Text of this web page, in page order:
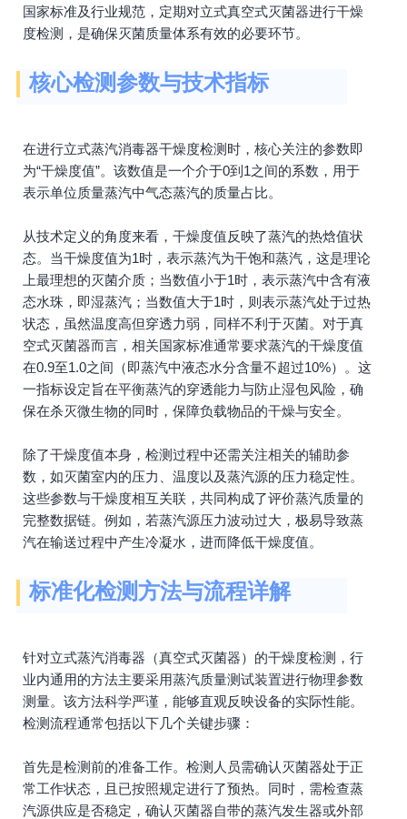
国家标准及行业规范，定期对立式真空式灭菌器进行干燥
度检测，是确保灭菌质量体系有效的必要环节。
核心检测参数与技术指标
在进行立式蒸汽消毒器干燥度检测时，核心关注的参数即
为“干燥度值”。该数值是一个介于0到1之间的系数，用于
表示单位质量蒸汽中气态蒸汽的质量占比。
从技术定义的角度来看，干燥度值反映了蒸汽的热焓值状
态。当干燥度值为1时，表示蒸汽为干饱和蒸汽，这是理论
上最理想的灭菌介质；当数值小于1时，表示蒸汽中含有液
态水珠，即湿蒸汽；当数值大于1时，则表示蒸汽处于过热
状态，虽然温度高但穿透力弱，同样不利于灭菌。对于真
空式灭菌器而言，相关国家标准通常要求蒸汽的干燥度值
在0.9至1.0之间（即蒸汽中液态水分含量不超过10%）。这
一指标设定旨在平衡蒸汽的穿透能力与防止湿包风险，确
保在杀灭微生物的同时，保障负载物品的干燥与安全。
除了干燥度值本身，检测过程中还需关注相关的辅助参
数，如灭菌室内的压力、温度以及蒸汽源的压力稳定性。
这些参数与干燥度相互关联，共同构成了评价蒸汽质量的
完整数据链。例如，若蒸汽源压力波动过大，极易导致蒸
汽在输送过程中产生冷凝水，进而降低干燥度值。
标准化检测方法与流程详解
针对立式蒸汽消毒器（真空式灭菌器）的干燥度检测，行
业内通用的方法主要采用蒸汽质量测试装置进行物理参数
测量。该方法科学严谨，能够直观反映设备的实际性能。
检测流程通常包括以下几个关键步骤：
首先是检测前的准备工作。检测人员需确认灭菌器处于正
常工作状态，且已按照规定进行了预热。同时，需检查蒸
汽源供应是否稳定，确认灭菌器自带的蒸汽发生器或外部